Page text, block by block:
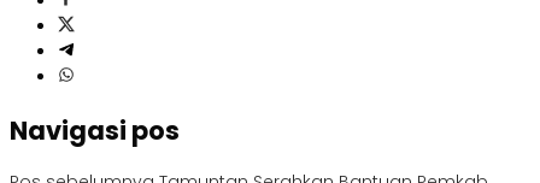
Navigasi pos